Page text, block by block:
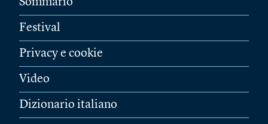
Sommario
Festival
Privacy e cookie
Video
Dizionario italiano